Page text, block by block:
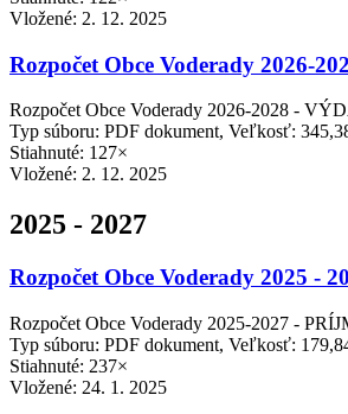
Vložené: 2. 12. 2025
Rozpočet Obce Voderady 2026-
Rozpočet Obce Voderady 2026-2028 -
Typ súboru: PDF dokument, Veľkosť:
Stiahnuté: 127×
Vložené: 2. 12. 2025
2025 - 2027
Rozpočet Obce Voderady 2025 -
Rozpočet Obce Voderady 2025-2027 -
Typ súboru: PDF dokument, Veľkosť:
Stiahnuté: 237×
Vložené: 24. 1. 2025